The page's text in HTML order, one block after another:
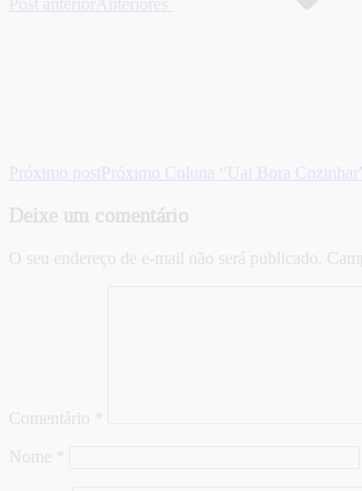
Post anterior Anteriores
Próximo post Próximo Coluna “Uai Bora
Deixe um comentário
O seu endereço de e-mail não será publicado.
Comentário
Nome